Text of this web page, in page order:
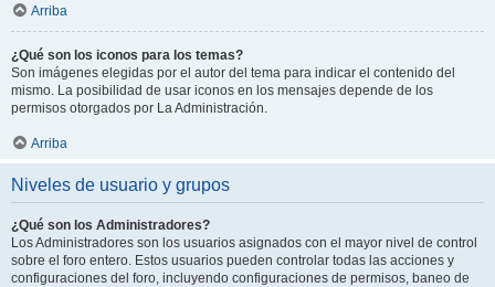
Arriba
¿Qué son los iconos para los temas?
Son imágenes elegidas por el autor del tema para indicar el contenido del
mismo. La posibilidad de usar iconos en los mensajes depende de los
permisos otorgados por La Administración.
Arriba
Niveles de usuario y grupos
¿Qué son los Administradores?
Los Administradores son los usuarios asignados con el mayor nivel de control
sobre el foro entero. Estos usuarios pueden controlar todas las acciones y
configuraciones del foro, incluyendo configuraciones de permisos, baneo de